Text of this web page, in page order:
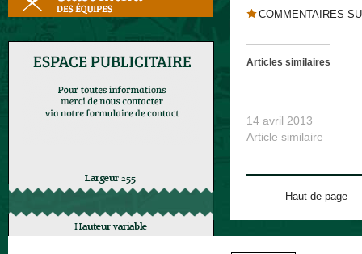
COMMENTAIRES
Articles similaires
14 avril 2013
Article similaire
Haut de page